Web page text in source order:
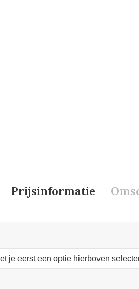
Prijsinformatie
je eerst een optie hierboven